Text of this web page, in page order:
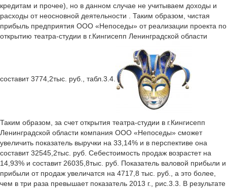
кредитам и прочее), но в данном случае не учитываем доходы и
расходы от неосновной деятельности . Таким образом, чистая
прибыль предприятия ООО «Непоседы» от реализации проекта по
открытию театра-студии в г.Кингисепп Ленинградской области
составит 3774,2тыс. руб., табл.3.4.
Таким образом, за счет открытия театра-студии в г.Кингисепп
Ленинградской области компания ООО «Непоседы» сможет
увеличить показатель выручки на 33,14% и в перспективе она
составит 32545,2тыс. руб. Себестоимость продаж возрастет на
14,93% и составит 26035,8тыс. руб. Показатель валовой прибыли и
прибыли от продаж увеличатся на 4717,8 тыс. руб., а это более,
чем в три раза превышает показатель 2013 г., рис.3.3. В результате